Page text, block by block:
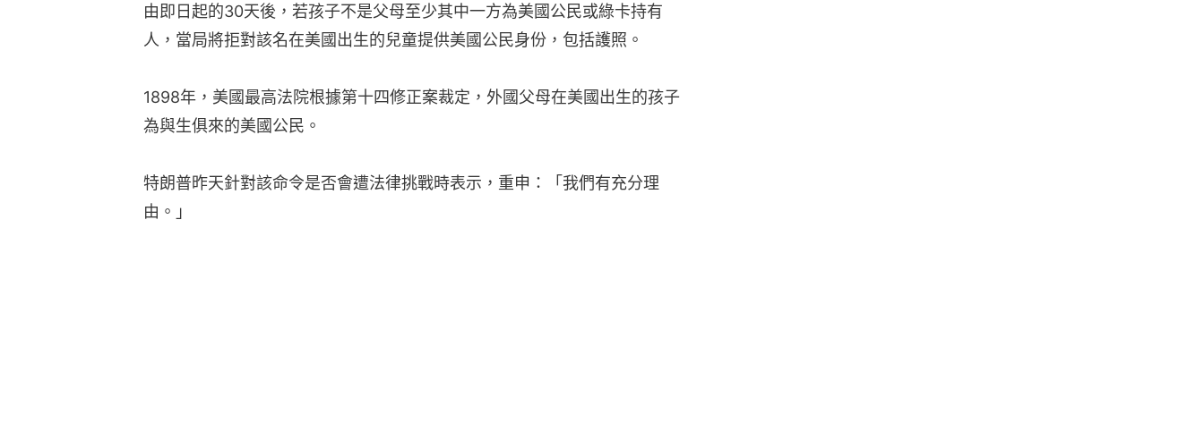
由即日起的30天後，若孩子不是父母至少其中一方為美國公民或綠卡持有
人，當局將拒對該名在美國出生的兒童提供美國公民身份，包括護照。
1898年，美國最高法院根據第十四修正案裁定，外國父母在美國出生的孩子
為與生俱來的美國公民。
特朗普昨天針對該命令是否會遭法律挑戰時表示，重申：「我們有充分理
由。」